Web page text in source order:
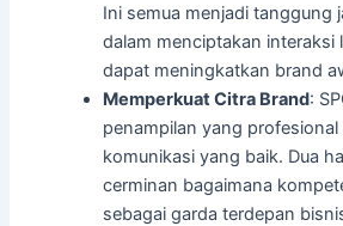
Ini semua menjadi tanggung
dalam menciptakan interaksi
dapat meningkatkan brand
Memperkuat Citra Brand:
penampilan yang
komunikasi yang baik. Dua
cerminan bagaimana
sebagai garda terdepan